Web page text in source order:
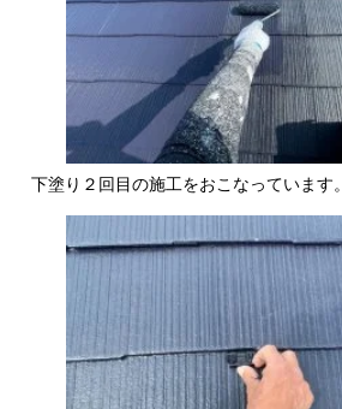
下塗り２回目の施工をおこなっています。